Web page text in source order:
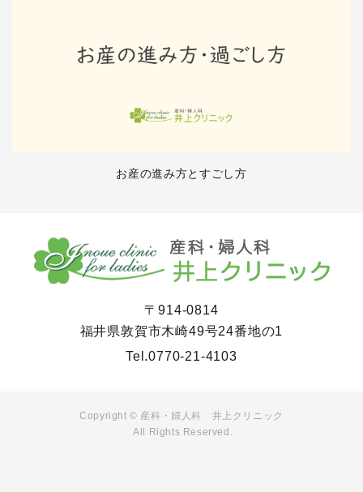
お産の進み方とすごし方
〒914-0814
福井県敦賀市木崎49号24番地の1
Tel.0770-21-4103
Copyright © 産科・婦人科 井上クリニック
All Rights Reserved.